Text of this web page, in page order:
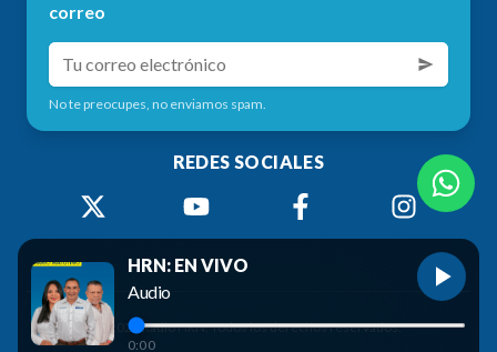
correo
No te preocupes, no enviamos spam.
REDES SOCIALES
2026 Radio HRN. Todos los derechos reservados.
HRN: EN VIVO
Audio
0:00